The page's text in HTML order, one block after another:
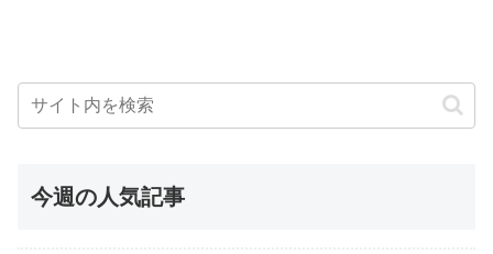
今週の人気記事